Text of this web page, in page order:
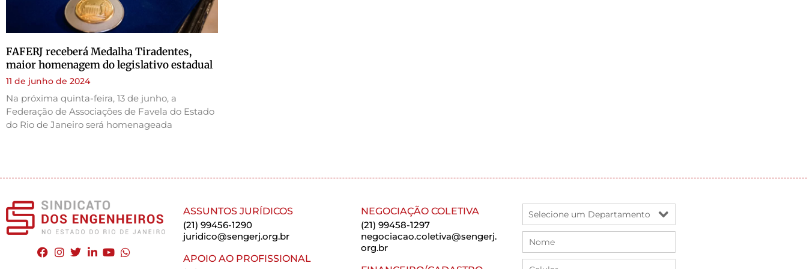
FAFERJ receberá Medalha Tiradentes,
maior homenagem do legislativo estadual
11 de junho de 2024
Na próxima quinta-feira, 13 de junho, a
Federação de Associações de Favela do Estado
do Rio de Janeiro será homenageada
ASSUNTOS JURÍDICOS
(21) 99456-1290
juridico@sengerj.org.br
APOIO AO PROFISSIONAL
NEGOCIAÇÃO COLETIVA
(21) 99458-1297
negociacao.coletiva@sengerj.
org.br